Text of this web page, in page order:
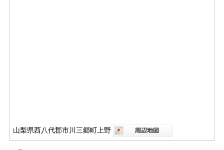
山梨県西八代郡市川三郷町上野